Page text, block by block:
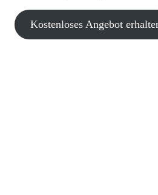
Kostenloses Angebot